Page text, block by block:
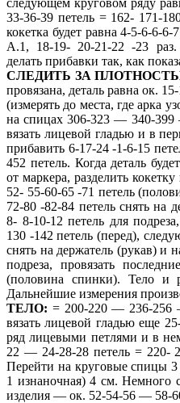
следующем круговом ряду
33-36-39 петель = 162- 171-
кокетка будет равна 4-5-6-6-
А.1, 18-19- 20-21-22 -23
делать прибавки так, как
СЛЕДИТЬ ЗА
провязана, деталь равна ок.
(измерять до места, где арка
на спицах 306-323 — 340-
вязать лицевой гладью и в
прибавить 6-17-24 -1-6-15
452 петель. Когда деталь
от маркера, разделить
52- 55-60-65 -71 петель
72-80 -82-84 петель снять на
8- 8-10-12 петель для
130 -142 петель (перед),
снять на держатель (рукав) и
подреза, провязать
(половина спинки). Тело и
Дальнейшие измерения
ТЕЛО: = 200-220 — 236-256
вязать лицевой гладью еще
ряд лицевыми петлями и в
22 — 24-28-28 петель = 220-
Перейти на круговые спицы 3
1 изнаночная) 4 см. Немного
изделия — ок. 52-54-56 — 58-